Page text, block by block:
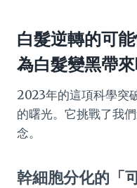
白髮逆轉的可
為白髮變黑帶
2023年的這項科學突
的曙光。它挑戰了我
念。
幹細胞分化的「